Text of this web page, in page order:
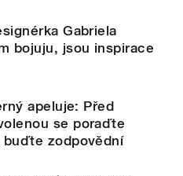
Gabriela
bojuju, jsou inspirace
apeluje: Před
se poraďte
buďte zodpovědní